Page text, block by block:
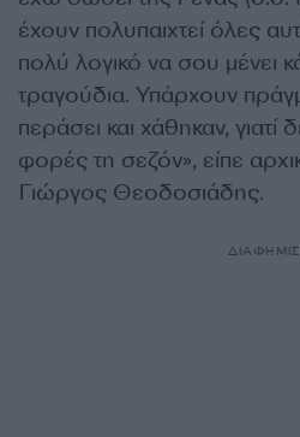
έχουν πολυπαιχτεί όλες
πολύ λογικό να σου μένει
τραγούδια. Υπάρχουν
περάσει και χάθηκαν, γιατί
φορές τη σεζόν», είπε
Γιώργος Θεοδοσιάδης.